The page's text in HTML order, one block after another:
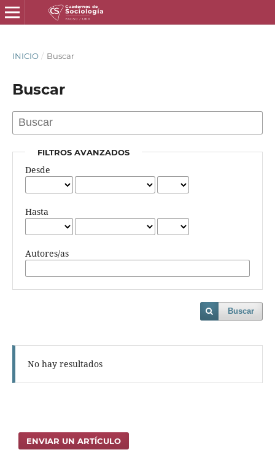
INICIO / Buscar
Buscar
FILTROS AVANZADOS
Desde
Hasta
Autores/as
Buscar
No hay resultados
ENVIAR UN ARTÍCULO